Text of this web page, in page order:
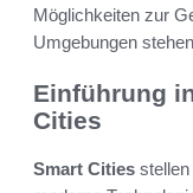
Möglichkeiten zur
Umgebungen
Einführung
Cities
Smart Cities